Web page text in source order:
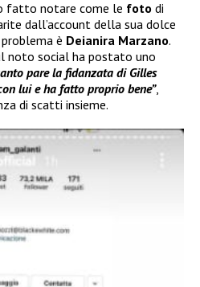
fatto notare come le foto di
dall’account della sua dolce
è Deianira Marzano.
noto social ha postato uno
pare la fidanzata di Gilles
lui e ha fatto proprio bene”,
di scatti insieme.